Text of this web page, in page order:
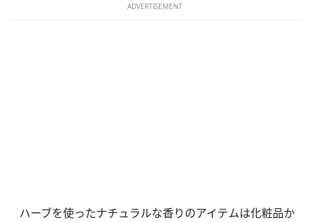
ADVERTISEMENT
ハーブを使ったナチュラルな香りのアイテムは化粧品か